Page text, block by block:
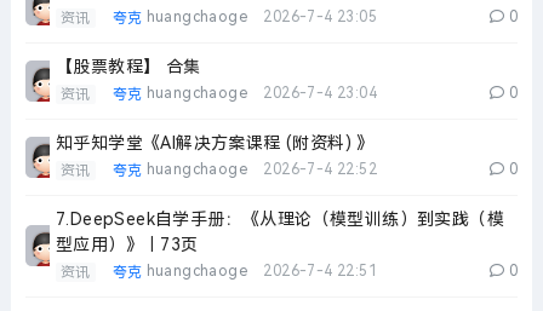
资讯 夸克 huangchaoge 2026-7-4 23:05 0
【股票教程】 合集
资讯 夸克 huangchaoge 2026-7-4 23:04 0
知乎知学堂《AI解决方案课程 (附资料) 》
资讯 夸克 huangchaoge 2026-7-4 22:52 0
7.DeepSeek自学手册：《从理论（模型训练）到实践（模
型应用）》｜73页
资讯 夸克 huangchaoge 2026-7-4 22:51 0